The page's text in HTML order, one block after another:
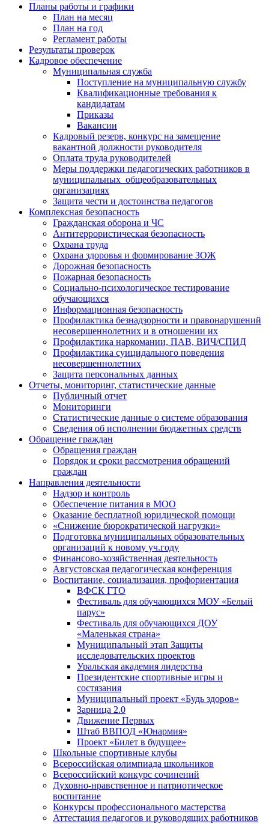
Планы работы и графики
План на месяц
План на год
Регламент работы
Результаты проверок
Кадровое обеспечение
Муниципальная служба
Поступление на муниципальную службу
Квалификационные требования к
кандидатам
Приказы
Вакансии
Кадровый резерв, конкурс на замещение
вакантной должности руководителя
Оплата труда руководителей
Меры поддержки педагогических работников в
муниципальных общеобразовательных
организациях
Защита чести и достоинства педагогов
Комплексная безопасность
Гражданская оборона и ЧС
Антитеррористическая безопасность
Охрана труда
Охрана здоровья и формирование ЗОЖ
Дорожная безопасность
Пожарная безопасность
Социально-психологическое тестирование
обучающихся
Информационная безопасность
Профилактика безнадзорности и правонарушений
несовершеннолетних и в отношении их
Профилактика наркомании, ПАВ, ВИЧ/СПИД
Профилактика суицидального поведения
несовершеннолетних
Защита персональных данных
Отчеты, мониторинг, статистические данные
Публичный отчет
Мониторинги
Статистические данные о системе образования
Сведения об исполнении бюджетных средств
Обращение граждан
Обращения граждан
Порядок и сроки рассмотрения обращений
граждан
Направления деятельности
Надзор и контроль
Обеспечение питания в МОО
Оказание бесплатной юридической помощи
«Снижение бюрократической нагрузки»
Подготовка муниципальных образовательных
организаций к новому уч.году
Финансово-хозяйственная деятельность
Августовская педагогическая конференция
Воспитание, социализация, профориентация
ВФСК ГТО
Фестиваль для обучающихся МОУ «Белый
парус»
Фестиваль для обучающихся ДОУ
«Маленькая страна»
Муниципальный этап Защиты
исследовательских проектов
Уральская академия лидерства
Президентские спортивные игры и
состязания
Муниципальный проект «Будь здоров»
Зарница 2.0
Движение Первых
Штаб ВВПОД «Юнармия»
Проект «Билет в будущее»
Школьные спортивные клубы
Всероссийская олимпиада школьников
Всероссийский конкурс сочинений
Духовно-нравственное и патриотическое
воспитание
Конкурсы профессионального мастерства
Аттестация педагогов и руководящих работников